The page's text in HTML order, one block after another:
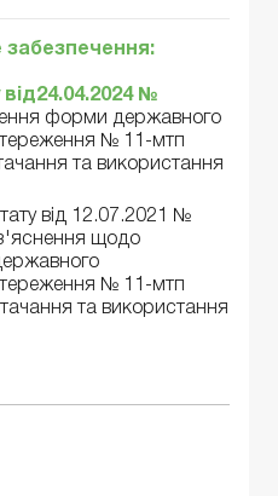
№
форми державного
№ 11-мтп
та використання
від 12.07.2021 №
щодо
№ 11-мтп
та використання